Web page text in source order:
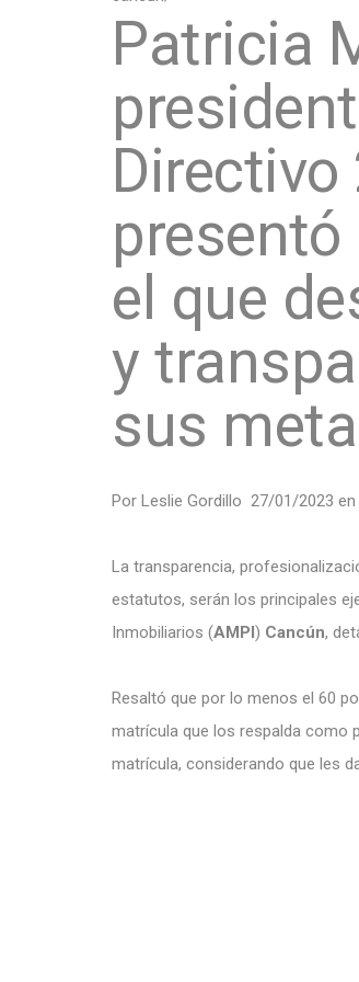
Patricia
Directivo
el que
y
sus
Por Leslie Gordillo 27/01/2023 en
La transparencia,
estatutos, serán los principales
Inmobiliarios (AMPI) Cancún,
Resaltó que por lo menos el 60
matrícula que los respalda como
matrícula, considerando que les